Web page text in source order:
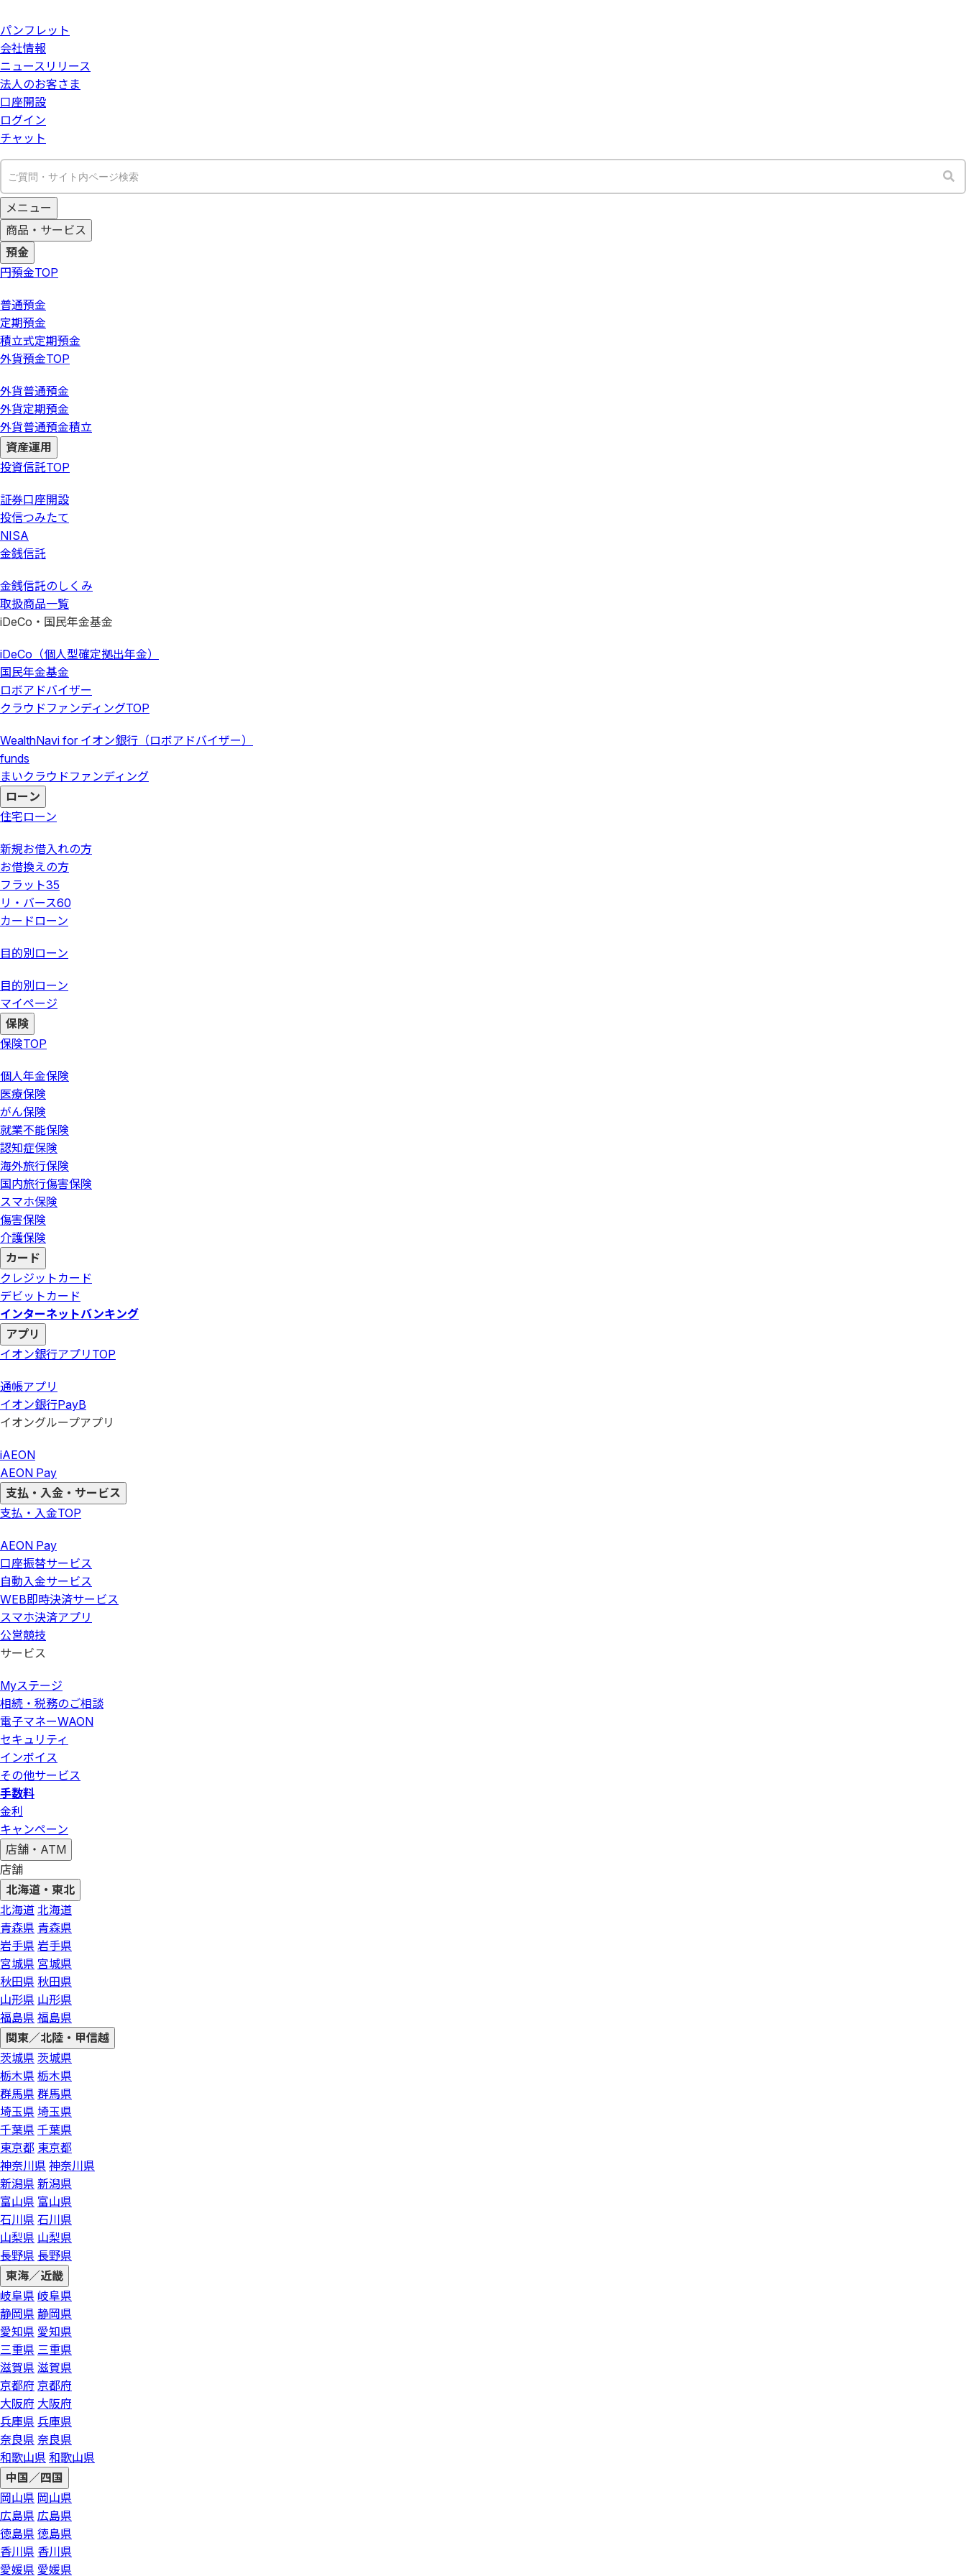
パンフレット
会社情報
ニュースリリース
法人のお客さま
口座開設
ログイン
チャット
メニュー
商品・サービス
預金
円預金TOP
普通預金
定期預金
積立式定期預金
外貨預金TOP
外貨普通預金
外貨定期預金
外貨普通預金積立
資産運用
投資信託TOP
証券口座開設
投信つみたて
NISA
金銭信託
金銭信託のしくみ
取扱商品一覧
iDeCo・国民年金基金
iDeCo（個人型確定拠出年金）
国民年金基金
ロボアドバイザー
クラウドファンディングTOP
WealthNavi for イオン銀行（ロボアドバイザー）
funds
まいクラウドファンディング
ローン
住宅ローン
新規お借入れの方
お借換えの方
フラット35
リ・バース60
カードローン
目的別ローン
目的別ローン
マイページ
保険
保険TOP
個人年金保険
医療保険
がん保険
就業不能保険
認知症保険
海外旅行保険
国内旅行傷害保険
スマホ保険
傷害保険
介護保険
カード
クレジットカード
デビットカード
インターネットバンキング
アプリ
イオン銀行アプリ TOP
通帳アプリ
イオン銀行PayB
イオングループアプリ
iAEON
AEON Pay
支払・入金・サービス
支払・入金TOP
AEON Pay
口座振替サービス
自動入金サービス
WEB即時決済サービス
スマホ決済アプリ
公営競技
サービス
Myステージ
相続・税務のご相談
電子マネーWAON
セキュリティ
インボイス
その他サービス
手数料
金利
キャンペーン
店舗・ATM
店舗
北海道・東北
北海道 北海道
青森県 青森県
岩手県 岩手県
宮城県 宮城県
秋田県 秋田県
山形県 山形県
福島県 福島県
関東／北陸・甲信越
茨城県 茨城県
栃木県 栃木県
群馬県 群馬県
埼玉県 埼玉県
千葉県 千葉県
東京都 東京都
神奈川県 神奈川県
新潟県 新潟県
富山県 富山県
石川県 石川県
山梨県 山梨県
長野県 長野県
東海／近畿
岐阜県 岐阜県
静岡県 静岡県
愛知県 愛知県
三重県 三重県
滋賀県 滋賀県
京都府 京都府
大阪府 大阪府
兵庫県 兵庫県
奈良県 奈良県
和歌山県 和歌山県
中国／四国
岡山県 岡山県
広島県 広島県
徳島県 徳島県
香川県 香川県
愛媛県 愛媛県